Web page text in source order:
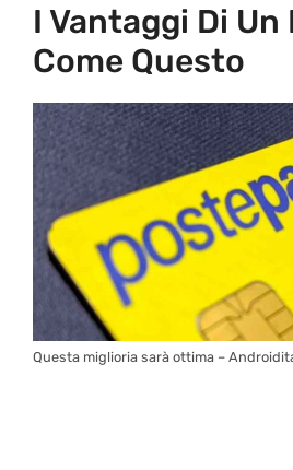
I Vantaggi Di
Come Questo
Questa miglioria sarà ottima –